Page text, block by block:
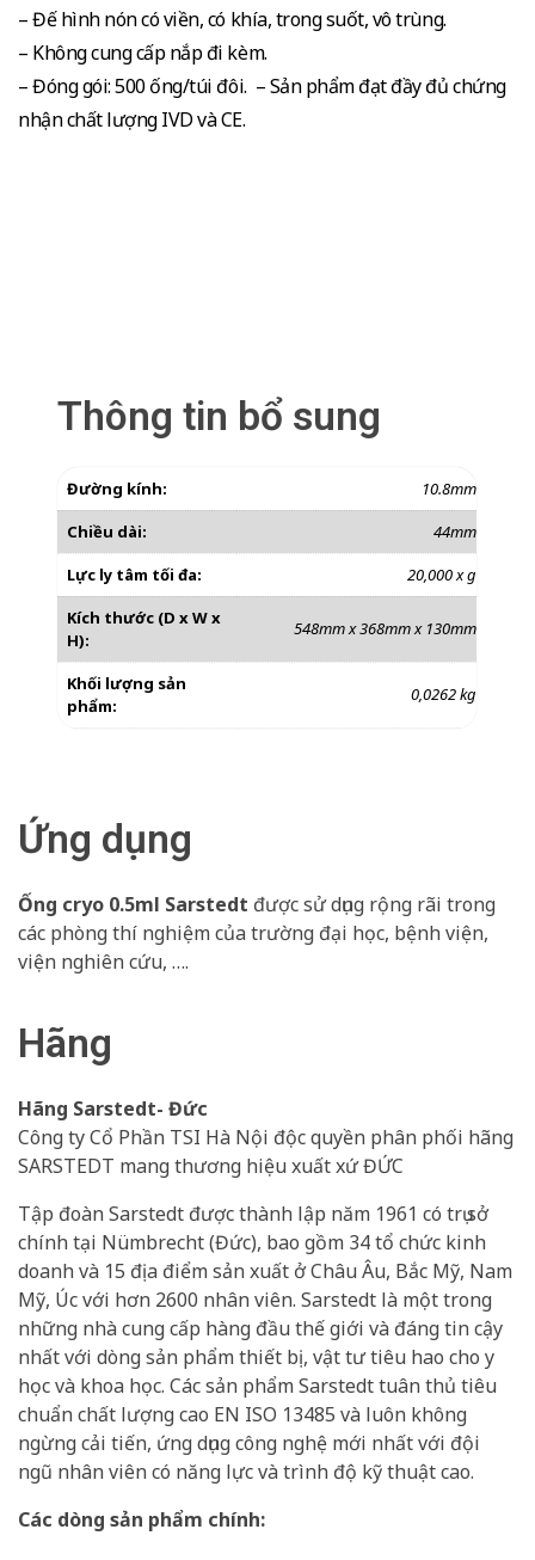
– Đế hình nón có viền, có khía, trong suốt, vô trùng.
– Không cung cấp nắp đi kèm.
– Đóng gói: 500 ống/túi đôi. – Sản phẩm đạt đầy đủ chứng
nhận chất lượng IVD và CE.
Thông tin bổ sung
Đường kính:
10.8mm
Chiều dài:
44mm
Lực ly tâm tối đa:
20,000 x g
Kích thước (D x W x
H):
548mm x 368mm x 130mm
Khối lượng sản
phẩm:
0,0262 kg
Ứng dụng
Ống cryo 0.5ml Sarstedt được sử dụng rộng rãi trong
các phòng thí nghiệm của trường đại học, bệnh viện,
viện nghiên cứu, ….
Hãng
Hãng Sarstedt- Đức
Công ty Cổ Phần TSI Hà Nội độc quyền phân phối hãng
SARSTEDT mang thương hiệu xuất xứ ĐỨC
Tập đoàn Sarstedt được thành lập năm 1961 có trụ sở
chính tại Nümbrecht (Đức), bao gồm 34 tổ chức kinh
doanh và 15 địa điểm sản xuất ở Châu Âu, Bắc Mỹ, Nam
Mỹ, Úc với hơn 2600 nhân viên. Sarstedt là một trong
những nhà cung cấp hàng đầu thế giới và đáng tin cậy
nhất với dòng sản phẩm thiết bị, vật tư tiêu hao cho y
học và khoa học. Các sản phẩm Sarstedt tuân thủ tiêu
chuẩn chất lượng cao EN ISO 13485 và luôn không
ngừng cải tiến, ứng dụng công nghệ mới nhất với đội
ngũ nhân viên có năng lực và trình độ kỹ thuật cao.
Các dòng sản phẩm chính: